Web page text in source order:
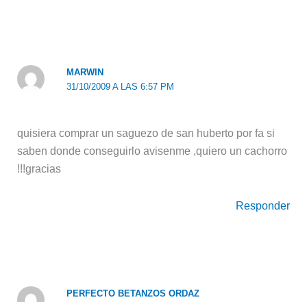
MARWIN
31/10/2009 A LAS 6:57 PM
quisiera comprar un saguezo de san huberto por fa si
saben donde conseguirlo avisenme ,quiero un cachorro
!!!gracias
Responder
PERFECTO BETANZOS ORDAZ